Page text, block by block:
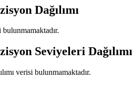
Dağılımı
bulunmamaktadır.
Seviyeleri Dağılımı
verisi bulunmamaktadır.